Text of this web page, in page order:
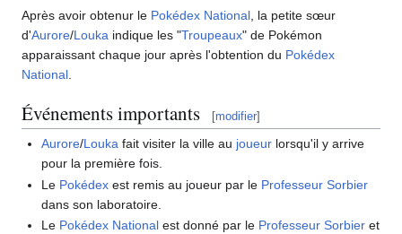
Après avoir obtenur le Pokédex National , la petite sœur
d'Aurore/Louka indique les "Troupeaux" de Pokémon
apparaissant chaque jour après l'obtention du Pokédex
National
Événements importants [modifier]
Aurore/Louka fait visiter la ville au joueur lorsqu'il y arrive
pour la première fois.
Le Pokédex est remis au joueur par le Professeur Sorbier
dans son laboratoire.
Le Pokédex National est donné par le Professeur Sorbier et